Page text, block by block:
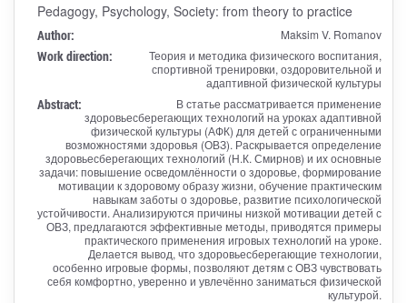
Pedagogy, Psychology, Society: from theory to practice
Author: Maksim V. Romanov
Work direction:
Теория и методика физического воспитания,
спортивной тренировки, оздоровительной и
адаптивной физической культуры
Abstract:
В статье рассматривается применение
здоровьесберегающих технологий на уроках адаптивной
физической культуры (АФК) для детей с ограниченными
возможностями здоровья (ОВЗ). Раскрывается определение
здоровьесберегающих технологий (Н.К. Смирнов) и их основные
задачи: повышение осведомлённости о здоровье, формирование
мотивации к здоровому образу жизни, обучение практическим
навыкам заботы о здоровье, развитие психологической
устойчивости. Анализируются причины низкой мотивации детей с
ОВЗ, предлагаются эффективные методы, приводятся примеры
практического применения игровых технологий на уроке.
Делается вывод, что здоровьесберегающие технологии,
особенно игровые формы, позволяют детям с ОВЗ чувствовать
себя комфортно, уверенно и увлечённо заниматься физической
культурой.